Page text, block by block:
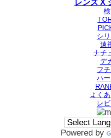
シ
遠
ナチ
デ
フ
ハ
よく
レ
Powered by